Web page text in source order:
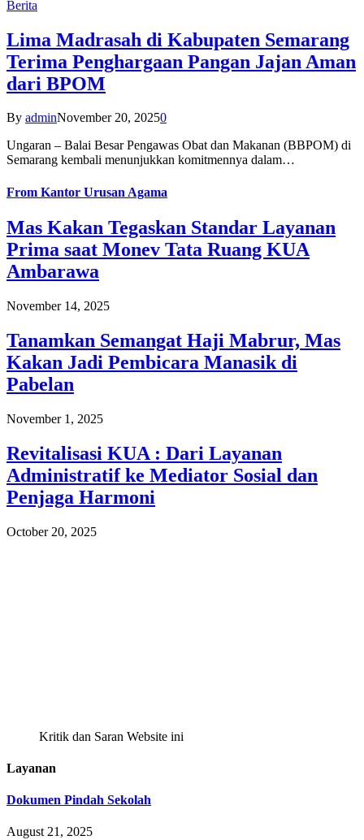
Berita
Lima Madrasah di Kabupaten Semarang
Terima Penghargaan Pangan Jajan Aman
dari BPOM
By adminNovember 20, 20250
Ungaran – Balai Besar Pengawas Obat dan Makanan (BBPOM) di
Semarang kembali menunjukkan komitmennya dalam…
From Kantor Urusan Agama
Mas Kakan Tegaskan Standar Layanan
Prima saat Monev Tata Ruang KUA
Ambarawa
November 14, 2025
Tanamkan Semangat Haji Mabrur, Mas
Kakan Jadi Pembicara Manasik di
Pabelan
November 1, 2025
Revitalisasi KUA : Dari Layanan
Administratif ke Mediator Sosial dan
Penjaga Harmoni
October 20, 2025
Kritik dan Saran Website ini
Layanan
Dokumen Pindah Sekolah
August 21, 2025